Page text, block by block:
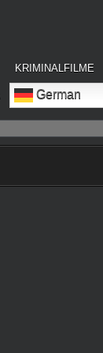
KRIMINALFILME
German